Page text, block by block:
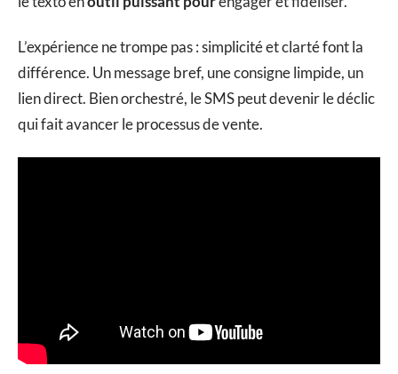
L’expérience ne trompe pas : simplicité et clarté font la
différence. Un message bref, une consigne limpide, un
lien direct. Bien orchestré, le SMS peut devenir le déclic
qui fait avancer le processus de vente.